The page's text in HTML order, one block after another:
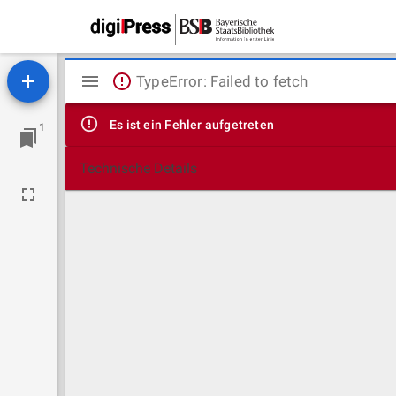
1
Mirador
Viewer
TypeError: Failed to fetch
Es ist ein Fehler aufgetreten
Technische Details